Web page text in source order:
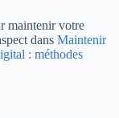
maintenir votre
dans Maintenir
: méthodes